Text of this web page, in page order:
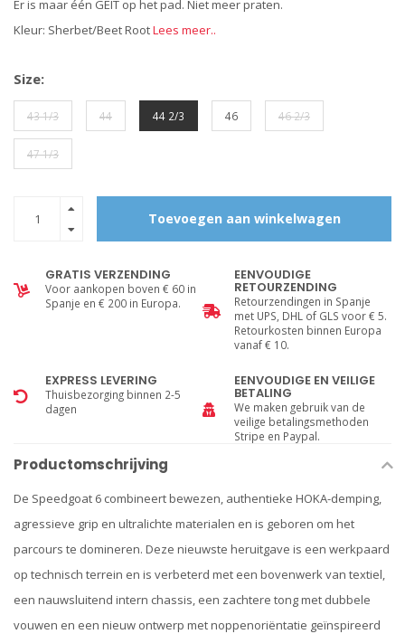
Er is maar één GEIT op het pad. Niet meer praten.
Kleur: Sherbet/Beet RootLees meer..
Size:
43 1/3 44 44 2/3 46 46 2/3
47 1/3
Toevoegen aan winkelwagen
GRATIS VERZENDING
Voor aankopen boven € 60 in
Spanje en € 200 in Europa.
EENVOUDIGE
RETOURZENDING
Retourzendingen in Spanje
met UPS, DHL of GLS voor € 5.
Retourkosten binnen Europa
vanaf € 10.
EXPRESS LEVERING
Thuisbezorging binnen 2-5
dagen
EENVOUDIGE EN VEILIGE
BETALING
We maken gebruik van de
veilige betalingsmethoden
Stripe en Paypal.
Productomschrijving
De Speedgoat 6 combineert bewezen, authentieke HOKA-demping,
agressieve grip en ultralichte materialen en is geboren om het
parcours te domineren. Deze nieuwste heruitgave is een werkpaard
op technisch terrein en is verbeterd met een bovenwerk van textiel,
een nauwsluitend intern chassis, een zachtere tong met dubbele
vouwen en een nieuw ontwerp met noppenoriëntatie geïnspireerd